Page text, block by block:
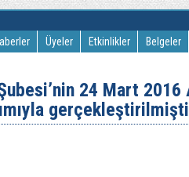
Üyeler Etkinlikler Belgeler
24 Mart 2016